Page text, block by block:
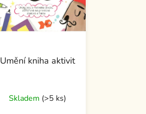
Umění kniha aktivit
Skladem (>5 ks)